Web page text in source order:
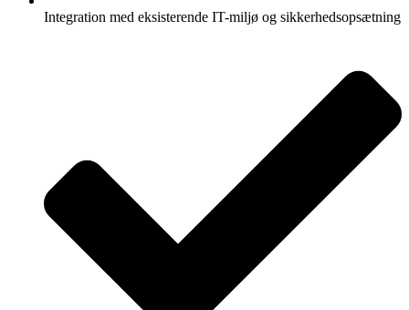
Integration med eksisterende IT-miljø og sikkerhedsopsætning